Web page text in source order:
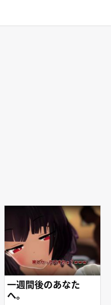
一週間後のあなた
へ。